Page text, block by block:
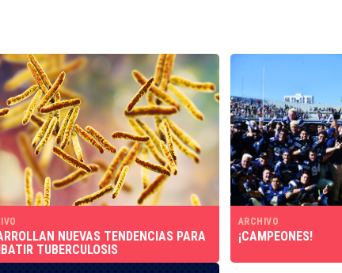
NUEVAS TENDENCIAS PARA
TUBERCULOSIS
ARCHIVO
¡CAMPEONES!